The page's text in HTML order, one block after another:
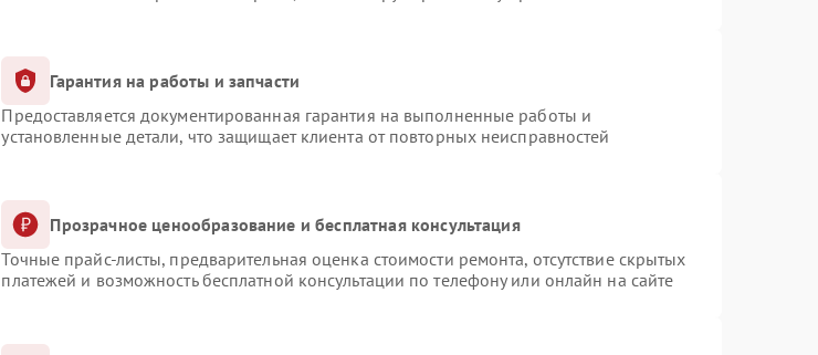
Гарантия на работы и запчасти
Предоставляется документированная гарантия на выполненные работы и
установленные детали, что защищает клиента от повторных неисправностей
Прозрачное ценообразование и бесплатная консультация
Точные прайс-листы, предварительная оценка стоимости ремонта, отсутствие скрытых
платежей и возможность бесплатной консультации по телефону или онлайн на сайте